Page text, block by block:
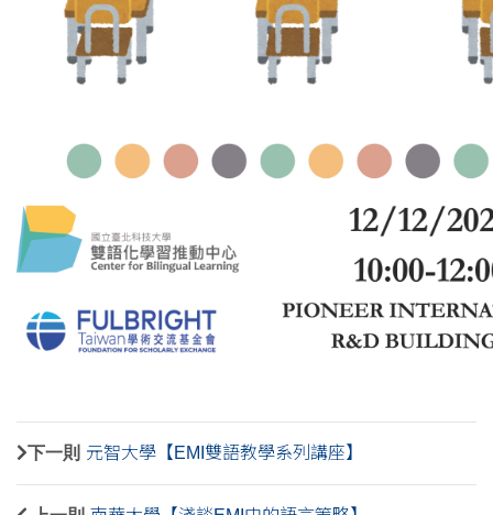
下一則 元智大學【EMI雙語教學系列講座】